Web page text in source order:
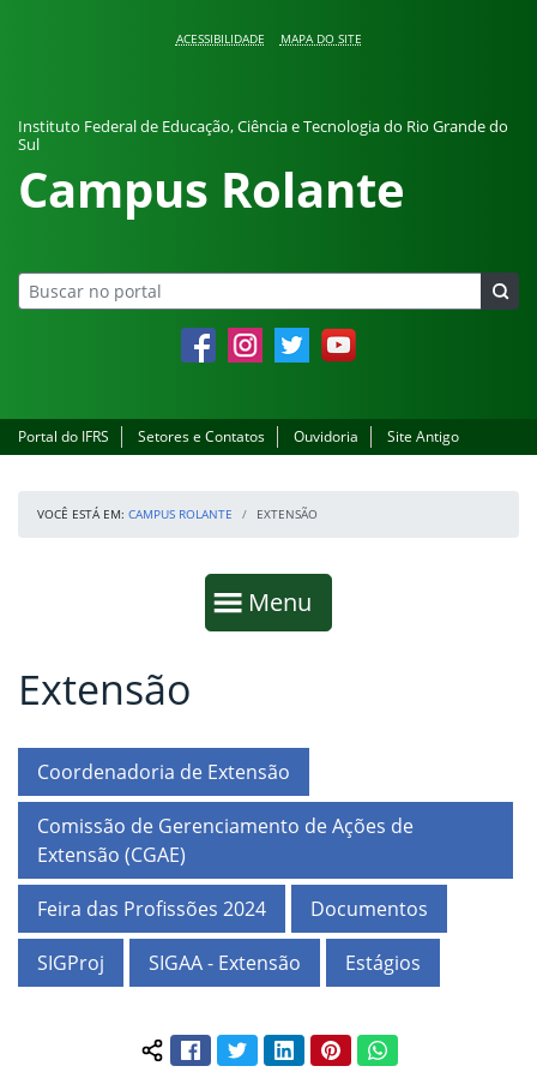
ACESSIBILIDADE MAPA DO SITE
Instituto Federal de Educação, Ciência e Tecnologia do Rio Grande do
Sul
Campus Rolante
FacebookInstagramTwitter YouTube
Portal do IFRS Setores e Contatos Ouvidoria Site Antigo
VOCÊ ESTÁ EM: CAMPUS ROLANTE EXTENSÃO
Mostrar
Menu
Fim da navegação
Início do conteúdo
Extensão
Coordenadoria de Extensão
Comissão de Gerenciamento de Ações de
Extensão (CGAE)
Feira das Profissões 2024 Documentos
SIGProj SIGAA - Extensão Estágios
Compartilhar conteúdo:
FacebookTwitterLinkedInPinterestWhatsApp